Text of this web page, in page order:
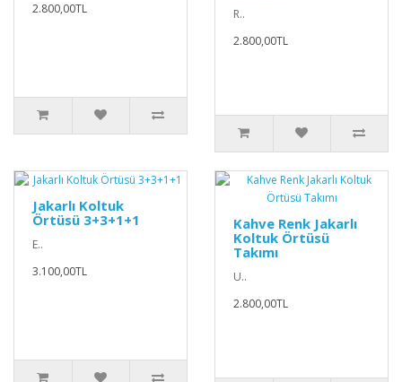
2.800,00TL
R..
2.800,00TL
Jakarlı Koltuk
Örtüsü 3+3+1+1
E..
3.100,00TL
Kahve Renk Jakarlı
Koltuk Örtüsü
Takımı
U..
2.800,00TL